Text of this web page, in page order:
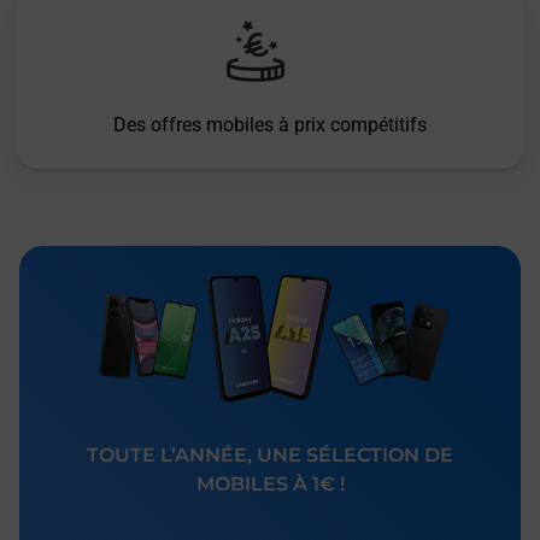
Des offres mobiles à prix compétitifs
TOUTE L’ANNÉE, UNE SÉLECTION DE
MOBILES À 1€ !